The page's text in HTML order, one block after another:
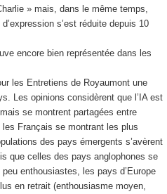
» mais, dans le même temps,
s’est réduite depuis 10
encore bien représentée dans les
les Entretiens de Royaumont une
Les opinions considèrent que l’IA est
se montrent partagées entre
Français se montrant les plus
des pays émergents s’avèrent
que celles des pays anglophones se
enthousiastes, les pays d’Europe
en retrait (enthousiasme moyen,